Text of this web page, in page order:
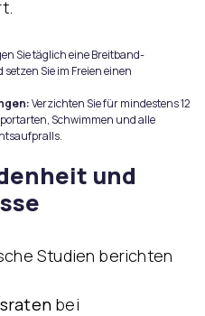
Sie täglich eine Breitband-
Sie im Freien einen
Verzichten Sie für mindestens 12
Schwimmen und alle
und
Studien berichten
bei